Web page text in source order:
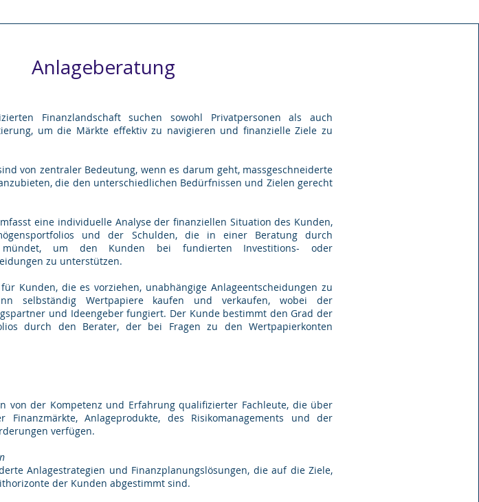
Anlageberatung
Finanzlandschaft suchen sowohl Privatpersonen als auch
um die Märkte effektiv zu navigieren und finanzielle Ziele zu
von zentraler Bedeutung, wenn es darum geht, massgeschneiderte
die den unterschiedlichen Bedürfnissen und Zielen gerecht
eine individuelle Analyse der finanziellen Situation des Kunden,
und der Schulden, die in einer Beratung durch
mündet, um den Kunden bei fundierten Investitions- oder
zu unterstützen.
Kunden, die es vorziehen, unabhängige Anlageentscheidungen zu
selbständig Wertpapiere kaufen und verkaufen, wobei der
und Ideengeber fungiert. Der Kunde bestimmt den Grad der
durch den Berater, der bei Fragen zu den Wertpapierkonten
von der Kompetenz und Erfahrung qualifizierter Fachleute, die über
Finanzmärkte, Anlageprodukte, des Risikomanagements und der
verfügen.
Anlagestrategien und Finanzplanungslösungen, die auf die Ziele,
der Kunden abgestimmt sind.